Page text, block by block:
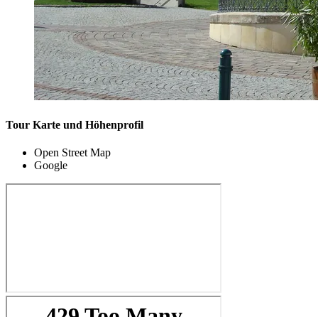
Tour Karte und Höhenprofil
Open Street Map
Google